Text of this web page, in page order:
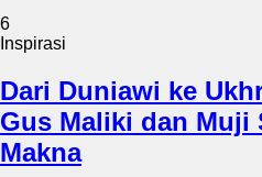
6
Inspirasi
Dari Duniawi ke
Gus Maliki dan Muji
Makna